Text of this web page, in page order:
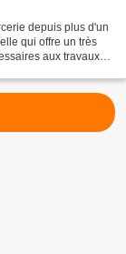
depuis plus d'un
qui offre un très
aux travaux